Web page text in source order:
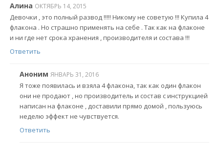
Алина ОКТЯБРЬ 14, 2015
Девочки , это полный развод !!!!! Никому не советую !!! Купила 4
флакона . Но страшно применять на себе . Так как на флаконе
и ни где нет срока хранения , производителя и состава !!!
Ответить
Аноним ЯНВАРЬ 31, 2016
Я тоже появилась и взяла 4 флакона, так как один флакон
они не продают , но производитель и состав с инструкцией
написан на флаконе , доставили прямо домой , пользуюсь
неделю эффект не чувствуется.
Ответить